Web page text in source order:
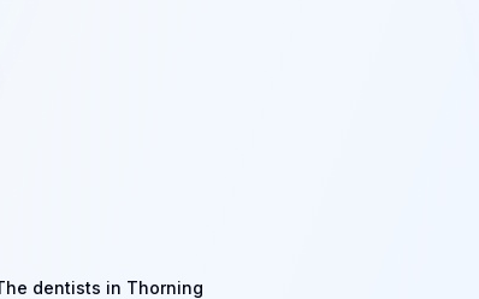
dentists in Thorning